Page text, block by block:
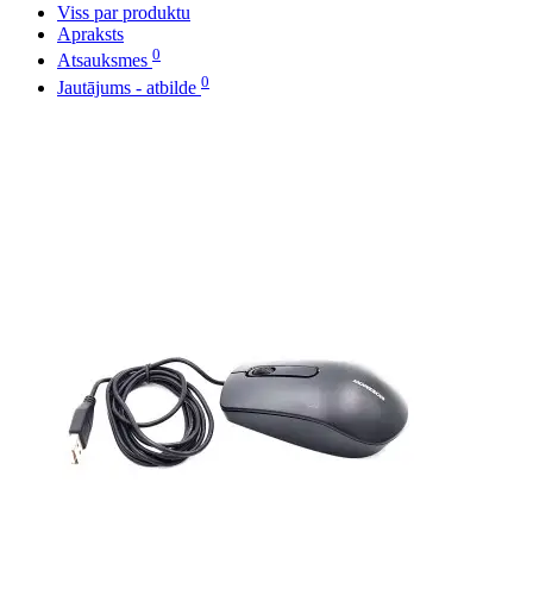
Viss par produktu
Apraksts
Atsauksmes 0
Jautājums - atbilde 0